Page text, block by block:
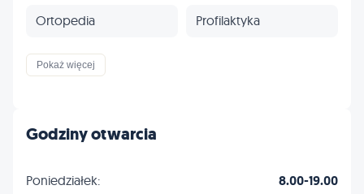
Ortopedia Profilaktyka
Inne
Pokaż więcej
Godziny otwarcia
Poniedziałek: 8.00-19.00